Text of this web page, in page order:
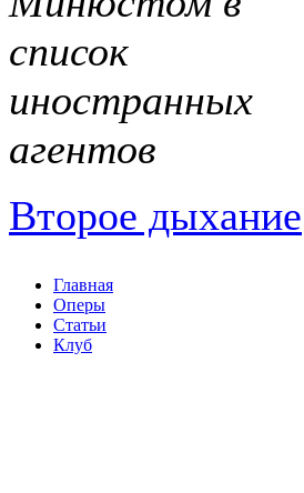
список
иностранных
агентов
Второе дыхание
Главная
Оперы
Статьи
Клуб